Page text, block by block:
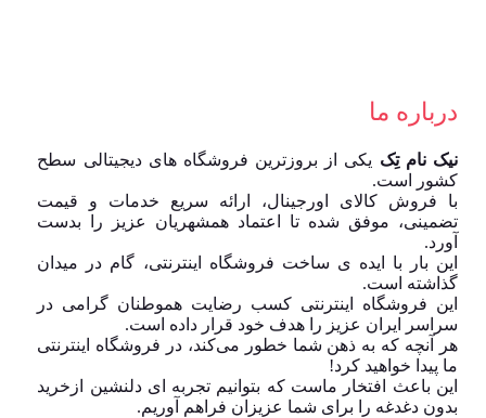
درباره ما
نیک نام تِک یکی از بروزترین فروشگاه های دیجیتالی سطح
کشور است.
با فروش کالای اورجینال، ارائه سریع خدمات و قیمت
تضمینی، موفق شده تا اعتماد همشهریان عزیز را بدست
آورد.
این بار با ایده ی ساخت فروشگاه اینترنتی، گام در میدان
گذاشته است.
این فروشگاه اینترنتی کسب رضایت هموطنان گرامی در
سراسر ایران عزیز را هدف خود قرار داده است.
هر آنچه که به ذهن شما خطور می‌کند، در فروشگاه اینترنتی
ما پیدا خواهید کرد!
این باعث افتخار ماست که بتوانیم تجربه ای دلنشین ازخرید
بدون دغدغه را برای شما عزیزان فراهم آوریم.